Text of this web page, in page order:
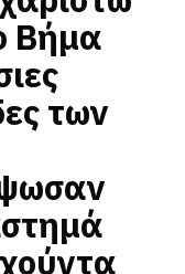
Βήμα
των